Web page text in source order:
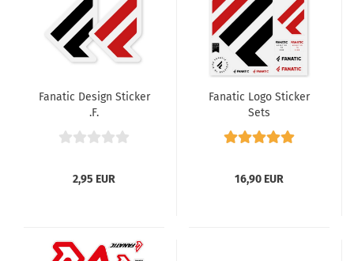
Fanatic Design Sticker
.F.
2,95 EUR
Fanatic Logo Sticker
Sets
16,90 EUR